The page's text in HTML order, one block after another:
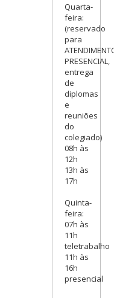
Quarta-
feira:
(reservado
para
PRESENCIAL,
entrega
de
diplomas
e
reuniões
do
colegiado)
08h às
12h
13h às
17h
Quinta-
feira:
07h às
11h
teletrabalho
11h às
16h
presencial